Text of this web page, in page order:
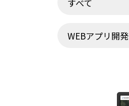
すべて
WEBアプリ開発